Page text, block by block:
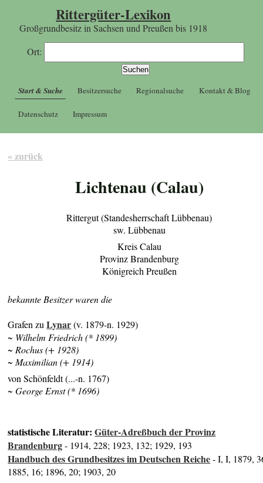
Rittergüter-Lexikon
Großgrundbesitz in Sachsen und Preußen bis 1918
Ort:
Start & Suche Besitzersuche Regionalsuche Kontakt & Blog
Datenschutz Impressum
« zurück
Lichtenau (Calau)
Rittergut (Standesherrschaft Lübbenau)
sw. Lübbenau
Kreis Calau
Provinz Brandenburg
Königreich Preußen
bekannte Besitzer waren die
Grafen zuLynar(v. 1879-n. 1929)
~ Wilhelm Friedrich (* 1899)
~ Rochus (+ 1928)
~ Maximilian (+ 1914)
von Schönfeldt (...-n. 1767)
~ George Ernst (* 1696)
statistische Literatur:Güter-Adreßbuch der Provinz
Brandenburg- 1914, 228; 1923, 132; 1929, 193
Handbuch des Grundbesitzes im Deutschen Reiche- I, I, 1879,
1885, 16; 1896, 20; 1903, 20